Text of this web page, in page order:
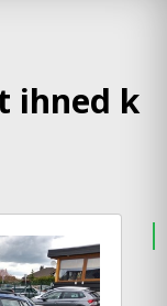
ihned k